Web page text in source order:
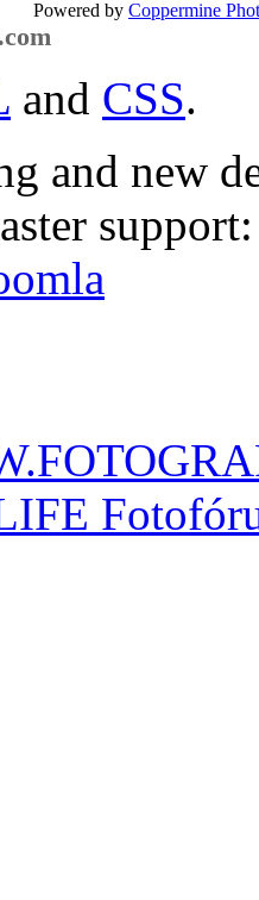
Powered by Coppermine
and CSS.
and new